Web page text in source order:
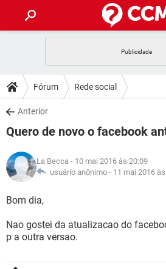
CELULAR
OUTLOOK
INSTAGRAM
GUIA DE COMPRAS
DICAS
JOGOS
INSTAGRAM GMAIL
GUIA DE COMPRAS
DOWNLOADS
JOGOS
CELULAR
OUTLOOK
INSTAGRAM
FÓRUM
JOGOS
CELULAR
OUTLOOK
INSTAGRAM
GLOSSÁRIO
JOGOS
OUTLOOK
Fórum Rede social
Anterior
Quero de novo o facebook
La Becca - 10 mai 2016 às 20:09
usuário anônimo - 11 mai 2016
Bom dia,
Nao gostei da atualizacao do
p a outra versao.